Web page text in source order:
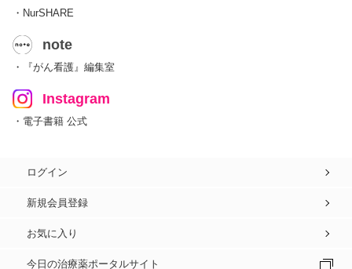
・NurSHARE
note
・『がん看護』編集室
Instagram
・電子書籍 公式
ログイン
新規会員登録
お気に入り
今日の治療薬ポータルサイト